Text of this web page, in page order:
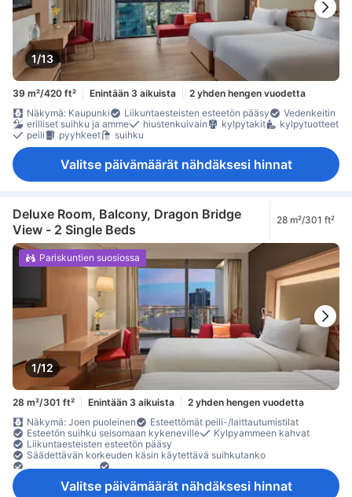
1/13
39 m²/420 ft² Enintään 3 aikuista
2 yhden hengen vuodetta
Näkymä: Kaupunki
Liikuntaesteisten esteetön pääsy
Vedenkeitin
erilliset suihku ja amme
hiustenkuivain kylpytakit
kylpytuotteet
peili
pyyhkeet suihku
Valitse päivämäärät nähdäksesi hinnat
Deluxe Room, Balcony, Dragon Bridge
View - 2 Single Beds
28 m²/301 ft²
1/12
Pariskuntien suosiossa
28 m²/301 ft² Enintään 3 aikuista
2 yhden hengen vuodetta
Näkymä: Joen puoleinen
Esteettömät peili-/laittautumistilat
Esteetön suihku seisomaan kykeneville
Kylpyammeen kahvat
Liikuntaesteisten esteetön pääsy
Säädettävän korkeuden käsin käytettävä suihkutanko
Tasalattiasuihku
Tukikahvat liukastumisen estämiseksi
Valitse päivämäärät nähdäksesi hinnat